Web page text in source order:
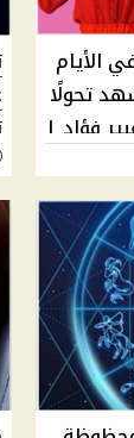
الأيام
تحولًا
فؤاد |